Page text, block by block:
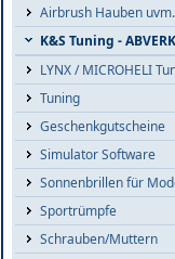
Airbrush Hauben uvm.
K&S Tuning -
LYNX / MICROHELI
Tuning
Geschenkgutscheine
Simulator Software
Sonnenbrillen für
Sportrümpfe
Schrauben/Muttern